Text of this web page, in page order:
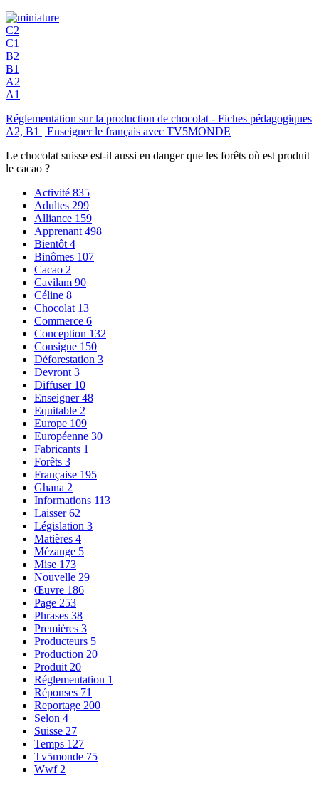
C2
C1
B2
B1
A2
A1
Réglementation sur la production de chocolat - Fiches pédagogiques
A2, B1 | Enseigner le français avec TV5MONDE
Le chocolat suisse est-il aussi en danger que les forêts où est produit
le cacao ?
Activité 835
Adultes 299
Alliance 159
Apprenant 498
Bientôt 4
Binômes 107
Cacao 2
Cavilam 90
Céline 8
Chocolat 13
Commerce 6
Conception 132
Consigne 150
Déforestation 3
Devront 3
Diffuser 10
Enseigner48
Equitable 2
Europe 109
Européenne 30
Fabricants 1
Forêts 3
Française 195
Ghana 2
Informations 113
Laisser62
Législation 3
Matières 4
Mézange 5
Mise 173
Nouvelle 29
Œuvre 186
Page 253
Phrases 38
Premières 3
Producteurs 5
Production 20
Produit 20
Réglementation 1
Réponses 71
Reportage 200
Selon 4
Suisse 27
Temps 127
Tv5monde 75
Wwf 2